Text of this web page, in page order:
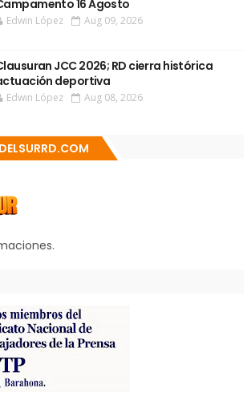
16 Agosto
Edwin López Aug 09, 2026
JCC 2026; RD cierra histórica
deportiva
Edwin López Aug 08, 2026